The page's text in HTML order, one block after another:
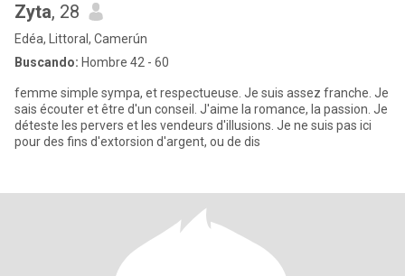
Zyta, 28
Edéa, Littoral, Camerún
Buscando: Hombre 42 - 60
femme simple sympa, et respectueuse. Je suis assez franche. Je
sais écouter et être d'un conseil. J'aime la romance, la passion. Je
déteste les pervers et les vendeurs d'illusions. Je ne suis pas ici
pour des fins d'extorsion d'argent, ou de dis